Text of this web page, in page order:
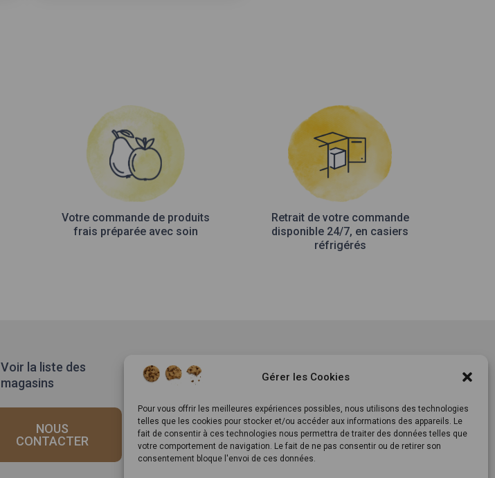
Gérer les Cookies
Pour vous offrir les meilleures expériences possibles, nous utilisons des technologies
telles que les cookies pour stocker et/ou accéder aux informations des appareils. Le
fait de consentir à ces technologies nous permettra de traiter des données telles que
votre comportement de navigation. Le fait de ne pas consentir ou de retirer son
consentement bloque l'envoi de ces données.
Votre commande de produits
frais préparée avec soin
Retrait de votre commande
disponible 24/7, en casiers
réfrigérés
Voir la liste des
magasins
NOUS
CONTACTER
Recrutement
Rappels
produits
Inscrivez-vous à notre
newsletter